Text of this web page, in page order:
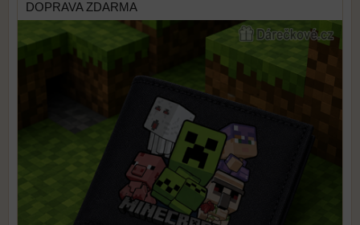
DOPRAVA ZDARMA